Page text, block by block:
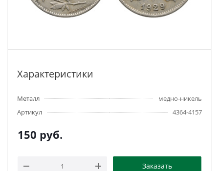
Характеристики
Металл
медно-никель
Артикул
4364-4157
150 руб.
Заказать